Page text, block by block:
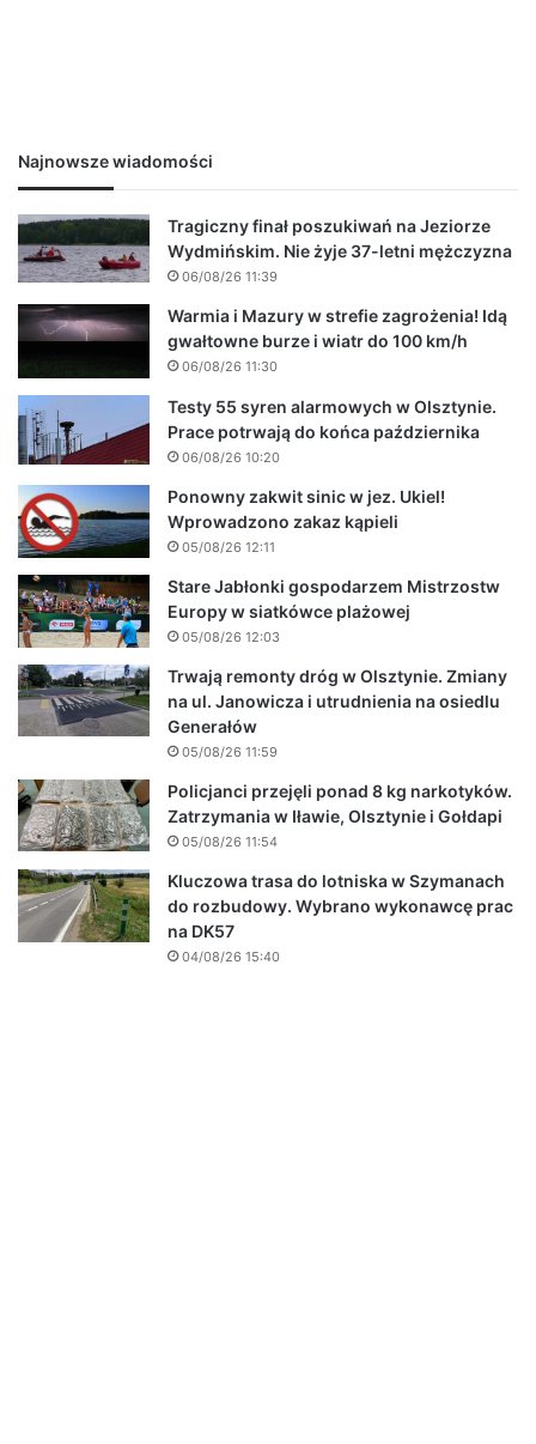
Najnowsze wiadomości
Tragiczny finał poszukiwań na Jeziorze
Wydmińskim. Nie żyje 37-letni mężczyzna
06/08/26 11:39
Warmia i Mazury w strefie zagrożenia! Idą
gwałtowne burze i wiatr do 100 km/h
06/08/26 11:30
Testy 55 syren alarmowych w Olsztynie.
Prace potrwają do końca października
06/08/26 10:20
Ponowny zakwit sinic w jez. Ukiel!
Wprowadzono zakaz kąpieli
05/08/26 12:11
Stare Jabłonki gospodarzem Mistrzostw
Europy w siatkówce plażowej
05/08/26 12:03
Trwają remonty dróg w Olsztynie. Zmiany
na ul. Janowicza i utrudnienia na osiedlu
Generałów
05/08/26 11:59
Policjanci przejęli ponad 8 kg narkotyków.
Zatrzymania w Iławie, Olsztynie i Gołdapi
05/08/26 11:54
Kluczowa trasa do lotniska w Szymanach
do rozbudowy. Wybrano wykonawcę prac
na DK57
04/08/26 15:40